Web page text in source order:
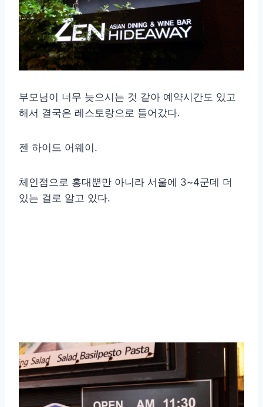
부모님이 너무 늦으시는 것 같아 예약시간도 있고
해서 결국은 레스토랑으로 들어갔다.
젠 하이드 어웨이.
체인점으로 홍대뿐만 아니라 서울에 3~4군데 더
있는 걸로 알고 있다.